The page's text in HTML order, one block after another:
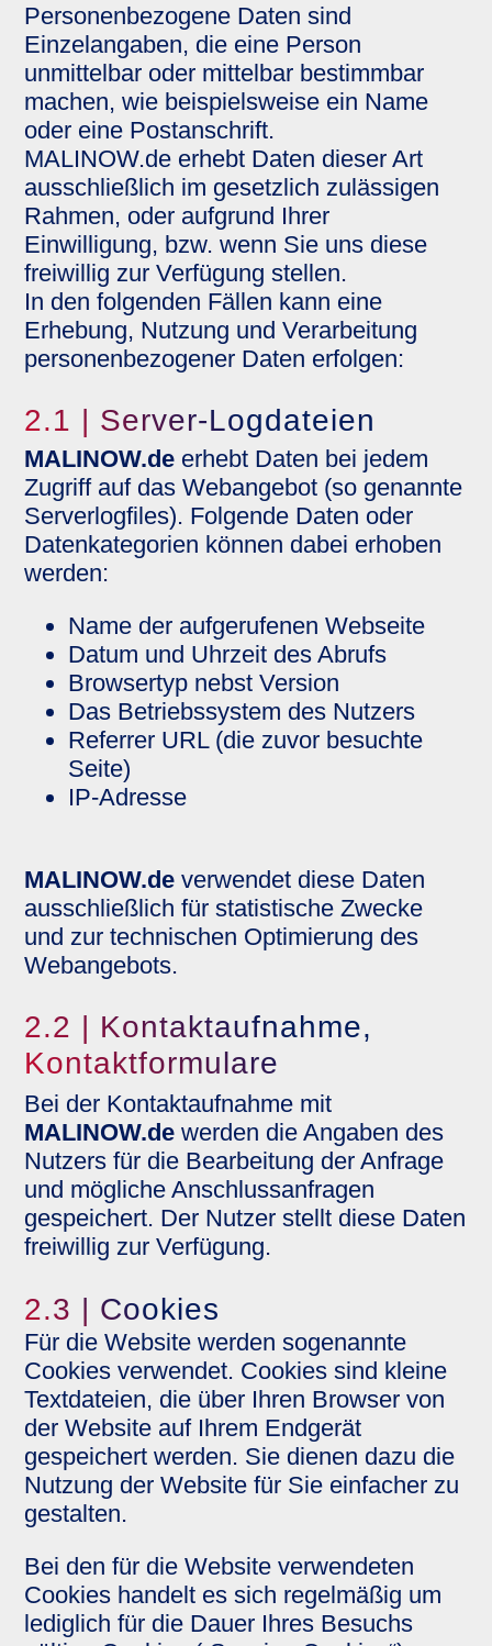
Personenbezogene Daten sind
Einzelangaben, die eine Person
unmittelbar oder mittelbar bestimmbar
machen, wie beispielsweise ein Name
oder eine Postanschrift.
MALINOW.de erhebt Daten dieser Art
ausschließlich im gesetzlich zulässigen
Rahmen, oder aufgrund Ihrer
Einwilligung, bzw. wenn Sie uns diese
freiwillig zur Verfügung stellen.
In den folgenden Fällen kann eine
Erhebung, Nutzung und Verarbeitung
personenbezogener Daten erfolgen:
2.1 | Server-Logdateien
MALINOW.de erhebt Daten bei jedem
Zugriff auf das Webangebot (so genannte
Serverlogfiles). Folgende Daten oder
Datenkategorien können dabei erhoben
werden:
Name der aufgerufenen Webseite
Datum und Uhrzeit des Abrufs
Browsertyp nebst Version
Das Betriebssystem des Nutzers
Referrer URL (die zuvor besuchte
Seite)
IP-Adresse
MALINOW.de verwendet diese Daten
ausschließlich für statistische Zwecke
und zur technischen Optimierung des
Webangebots.
2.2 | Kontaktaufnahme,
Kontaktformulare
Bei der Kontaktaufnahme mit
MALINOW.de werden die Angaben des
Nutzers für die Bearbeitung der Anfrage
und mögliche Anschlussanfragen
gespeichert. Der Nutzer stellt diese Daten
freiwillig zur Verfügung.
2.3 | Cookies
Für die Website werden sogenannte
Cookies verwendet. Cookies sind kleine
Textdateien, die über Ihren Browser von
der Website auf Ihrem Endgerät
gespeichert werden. Sie dienen dazu die
Nutzung der Website für Sie einfacher zu
gestalten.
Bei den für die Website verwendeten
Cookies handelt es sich regelmäßig um
lediglich für die Dauer Ihres Besuchs